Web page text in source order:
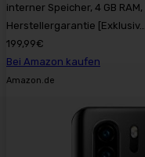
interner Speicher, 4 GB
Herstellergarantie [Exklusiv...
199,99€
Bei Amazon kaufen
Amazon.de